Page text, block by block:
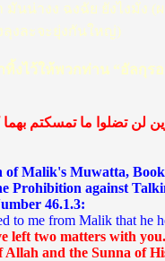
มันน่างง ฉงฉัย ยังไงมั่ง
งละจะยุ่งกันใหญ่)
ทิ้งไว้ให้พวกท่าน “อัลกุร
لن تضلوا ما تمسكتم بهما
of Malik's Muwatta,
Prohibition against
46.1.3:
to me from Malik that he
left two matters with
Allah and the Sunna of